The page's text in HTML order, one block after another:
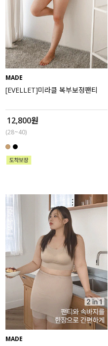
MADE
[EVELLET]미라클 복부보정팬티
12,800원
(28~40)
MADE